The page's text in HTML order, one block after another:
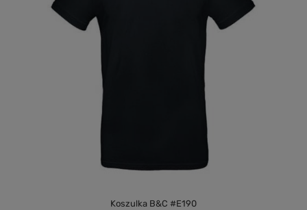
Koszulka B&C #E190